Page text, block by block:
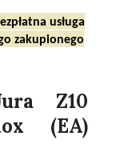
usługa
zakupionego
Z10
(EA)